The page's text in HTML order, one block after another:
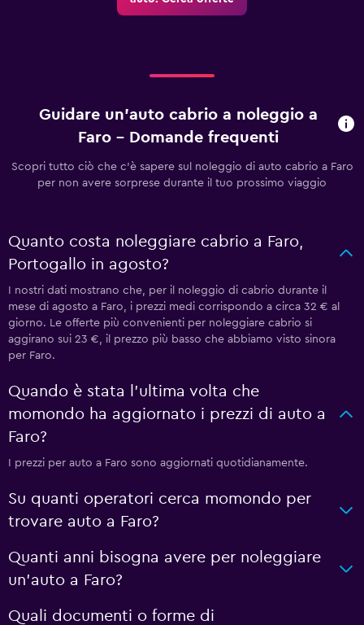
Guidare un'auto cabrio a noleggio a
Faro - Domande frequenti
Scopri tutto ciò che c'è sapere sul noleggio di auto cabrio a Faro
per non avere sorprese durante il tuo prossimo viaggio
Quanto costa noleggiare cabrio a Faro,
Portogallo in agosto?
I nostri dati mostrano che, per il noleggio di cabrio durante il
mese di agosto a Faro, i prezzi medi corrispondo a circa 32 € al
giorno. Le offerte più convenienti per noleggiare cabrio si
aggirano sui 23 €, il prezzo più basso che abbiamo visto sinora
per Faro.
Quando è stata l'ultima volta che
momondo ha aggiornato i prezzi di auto a
Faro?
I prezzi per auto a Faro sono aggiornati quotidianamente.
Su quanti operatori cerca momondo per
trovare auto a Faro?
Quanti anni bisogna avere per noleggiare
un'auto a Faro?
Quali documenti o forme di